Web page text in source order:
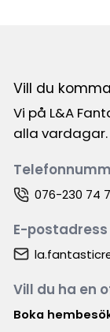
Vill du
Vi på L&A
alla vardagar.
076-230 74
E-postadress
Vill du ha en
Boka